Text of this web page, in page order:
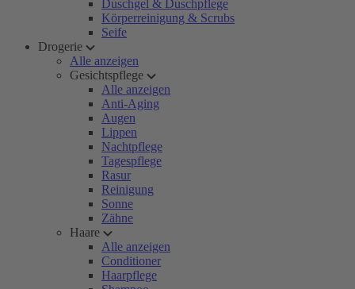
Duschgel & Duschpflege
Körperreinigung & Scrubs
Seife
Drogerie
Alle anzeigen
Gesichtspflege
Alle anzeigen
Anti-Aging
Augen
Lippen
Nachtpflege
Tagespflege
Rasur
Reinigung
Sonne
Zähne
Haare
Alle anzeigen
Conditioner
Haarpflege